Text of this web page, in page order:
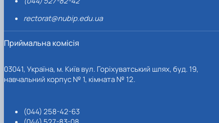
rectorat@nubip.edu.ua
Приймальна комісія
03041, Україна, м. Київ вул. Горіхуватський шлях, буд. 19,
навчальний корпус № 1, кімната № 12.
(044) 258-42-63